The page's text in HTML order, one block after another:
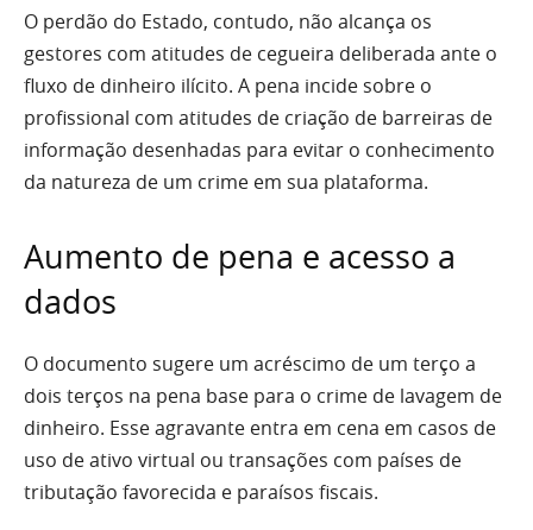
O perdão do Estado, contudo, não alcança os
gestores com atitudes de cegueira deliberada ante o
fluxo de dinheiro ilícito. A pena incide sobre o
profissional com atitudes de criação de barreiras de
informação desenhadas para evitar o conhecimento
da natureza de um crime em sua plataforma.
Aumento de pena e acesso a
dados
O documento sugere um acréscimo de um terço a
dois terços na pena base para o crime de lavagem de
dinheiro. Esse agravante entra em cena em casos de
uso de ativo virtual ou transações com países de
tributação favorecida e paraísos fiscais.